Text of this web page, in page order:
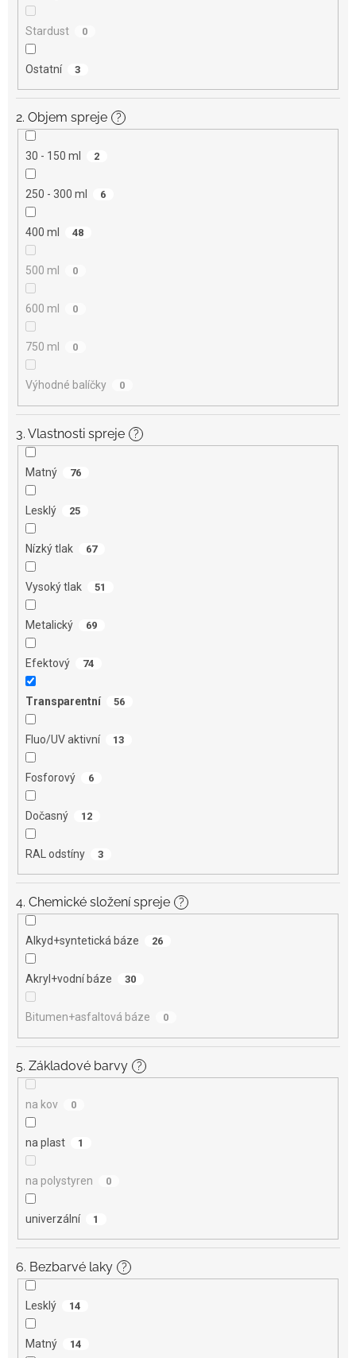
Stardust 0
Ostatní 3
2. Objem spreje ?
30 - 150 ml 2
250 - 300 ml 6
400 ml 48
500 ml 0
600 ml 0
750 ml 0
Výhodné balíčky 0
3. Vlastnosti spreje ?
Matný 76
Lesklý 25
Nízký tlak 67
Vysoký tlak 51
Metalický 69
Efektový 74
Transparentní 56
Fluo/UV aktivní 13
Fosforový 6
Dočasný 12
RAL odstíny 3
4. Chemické složení spreje ?
Alkyd+syntetická báze 26
Akryl+vodní báze 30
Bitumen+asfaltová báze 0
5. Základové barvy ?
na kov 0
na plast 1
na polystyren 0
univerzální 1
6. Bezbarvé laky ?
Lesklý 14
Matný 14